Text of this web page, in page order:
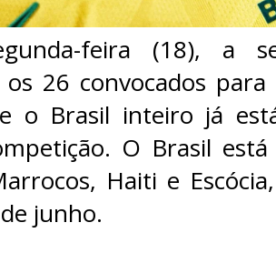
feira (18), a
os 26 convocados
o Brasil inteiro já
O Brasil
Haiti e
junho.